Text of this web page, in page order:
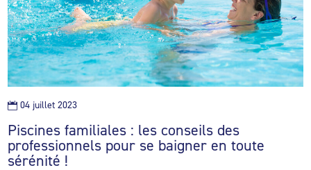
Piscines familiales : les conseils des
professionnels pour se baigner en toute
sérénité !
 04 juillet 2023